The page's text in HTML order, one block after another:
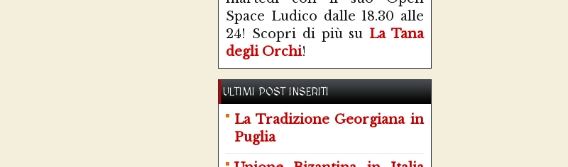
Space Ludico dalle 18.30 alle
24! Scopri di più su La Tana
degli Orchi!
ULTIMI POST INSERITI
La Tradizione Georgiana in
Puglia